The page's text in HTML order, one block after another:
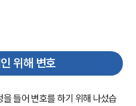
위해 변호
들어 변호를 하기 위해 나섰습